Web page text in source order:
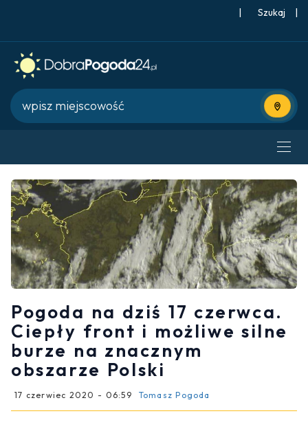
| |
Użyj
Pogoda na dziś 17 czerwca.
Ciepły front i możliwe silne
burze na znacznym
obszarze Polski
17 czerwiec 2020 - 06:59 Tomasz Pogoda